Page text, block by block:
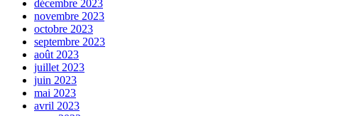
décembre 2023
novembre 2023
octobre 2023
septembre 2023
août 2023
juillet 2023
juin 2023
mai 2023
avril 2023